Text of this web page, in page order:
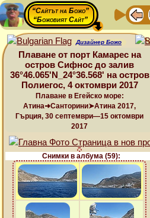
“Сайтът на Божо”
“Божовият Сайт”
Дизайнер Божо
Плаване от порт Камарес на
остров Сифнос до залив
36°46.065'N_24°36.568' на остров
Полиегос, 4 октомври 2017
Плаване в Егейско море:
Атина➜Санторини➤Атина 2017,
Гърция, 30 септември—15 октомври
2017
Снимки в албума (59):